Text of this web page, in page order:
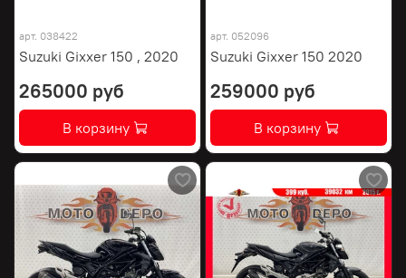
арт. 038422
Suzuki Gixxer 150 , 2020
265000 руб
В корзину
арт. 052096
Suzuki Gixxer 150 2020
259000 руб
В корзину